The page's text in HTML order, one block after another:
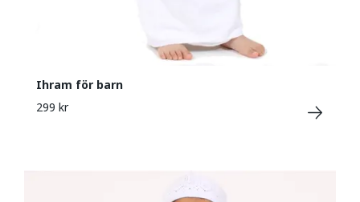
Ihram för barn
299 kr